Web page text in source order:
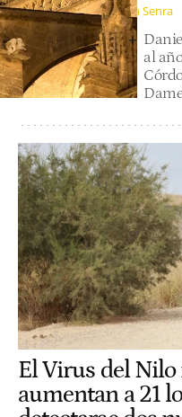
Julia Senra
al
El Virus del Nilo
aumentan a 21